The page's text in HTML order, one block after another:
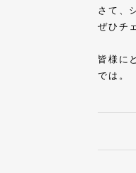
さて、
ぜひチ
皆様に
では。